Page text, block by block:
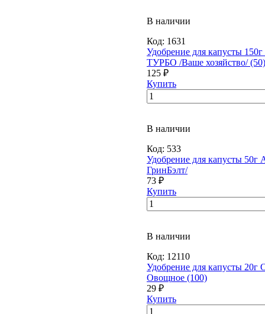
В наличии
Код: 1631
Удобрение для капусты
ТУРБО /Ваше хозяйство/ (50)
125 ₽
Купить
В наличии
Код: 533
Удобрение для капусты 50г
ГринБэлт/
73 ₽
Купить
В наличии
Код: 12110
Удобрение для капусты 20г
Овощное (100)
29 ₽
Купить